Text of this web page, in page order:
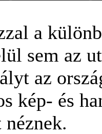
a
sem az
az
kép- és